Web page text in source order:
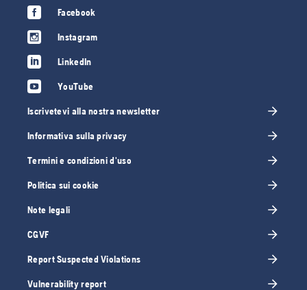
Facebook
Instagram
LinkedIn
YouTube
Iscrivetevi alla nostra newsletter
Informativa sulla privacy
Termini e condizioni d'uso
Politica sui cookie
Note legali
CGVF
Report Suspected Violations
Vulnerability report